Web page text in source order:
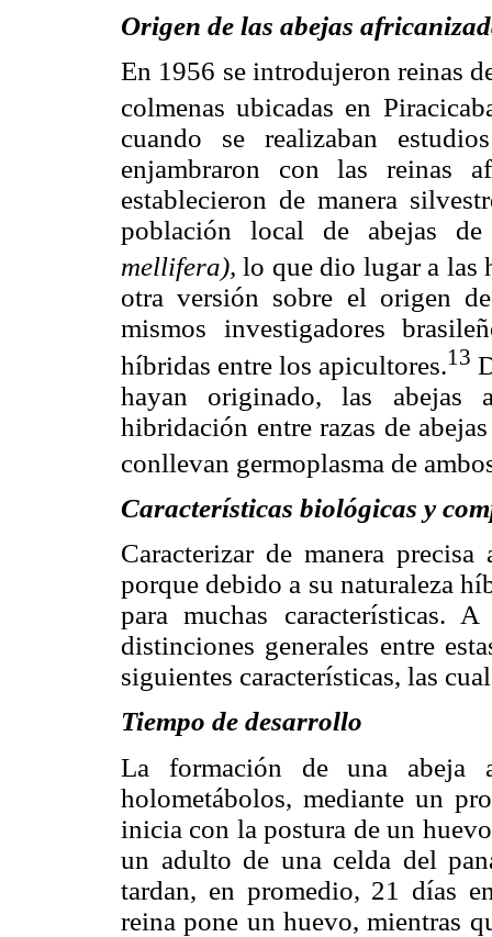
Origen de las abejas
En 1956 se introdujeron reinas
colmenas ubicadas en
cuando se realizaban
enjambraron con las reinas
establecieron de manera
población local de abejas
mellifera), lo que dio lugar a las
otra versión sobre el origen
mismos investigadores
híbridas entre los apicultores.13
hayan originado, las abejas
hibridación entre razas de
conllevan germoplasma de
Características biológicas y
Caracterizar de manera
porque debido a su naturaleza
para muchas características.
distinciones generales entre
siguientes características, las
Tiempo de desarrollo
La formación de una abeja
holometábolos, mediante un
inicia con la postura de un
un adulto de una celda del
tardan, en promedio, 21 días
reina pone un huevo, mientras